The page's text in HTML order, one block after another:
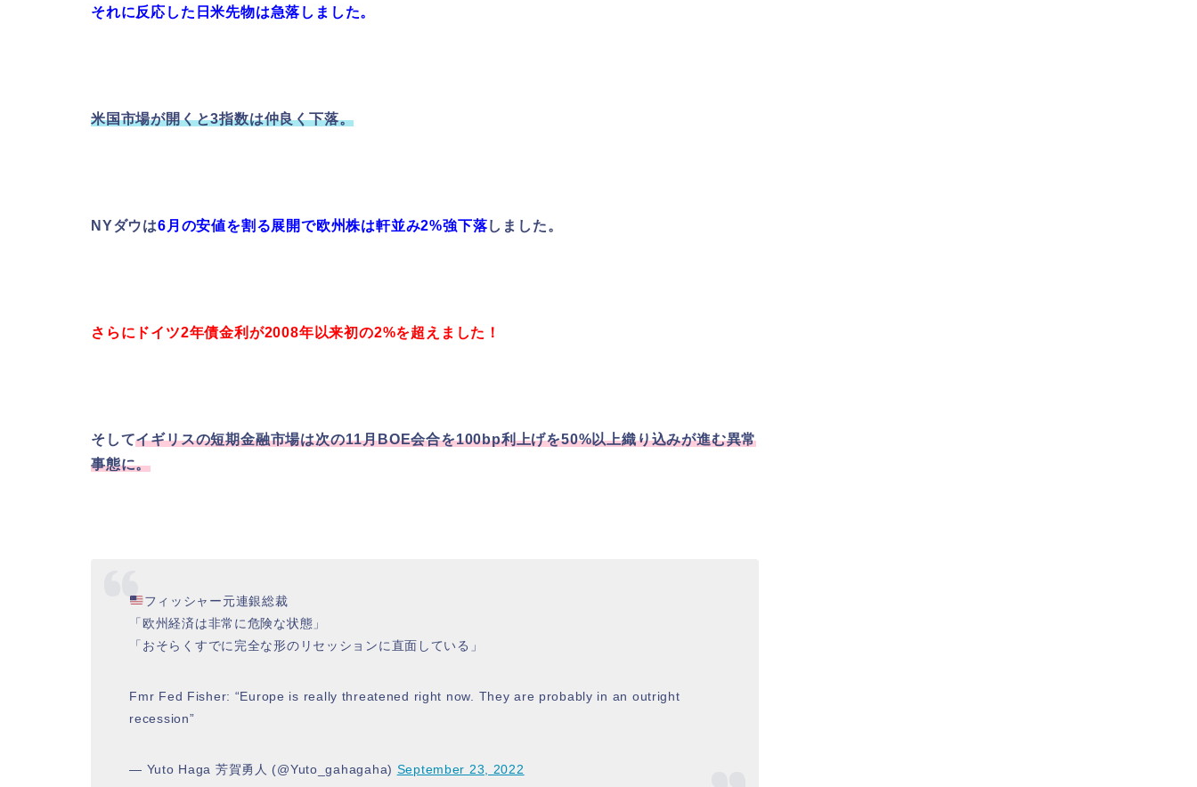
それに反応した日米先物は急落しました。
米国市場が開くと3指数は仲良く下落。
NYダウは6月の安値を割る展開で欧州株は軒並み2%強下落しました。
さらにドイツ2年債金利が2008年以来初の2%を超えました！
そしてイギリスの短期金融市場は次の11月BOE会合を100bp利上げを50%以上織り込みが進む異常
事態に。
フィッシャー元連銀総裁
「欧州経済は非常に危険な状態」
「おそらくすでに完全な形のリセッションに直面している」
Fmr Fed Fisher: “Europe is really threatened right now. They are probably in an outright
recession”
— Yuto Haga 芳賀勇人 (@Yuto_gahagaha) September 23, 2022